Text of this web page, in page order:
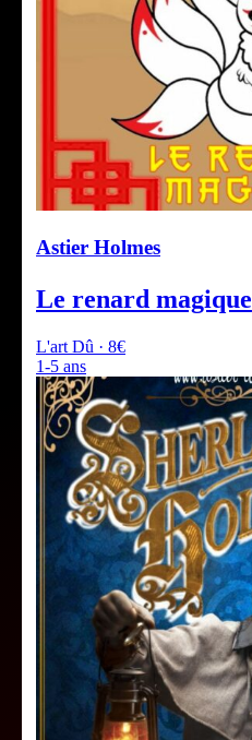
Astier Holmes
Le renard magique
L'art Dû · 8€
1-5 ans